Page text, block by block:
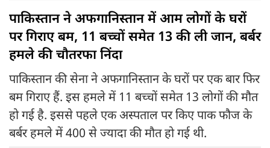
पाकिस्तान ने अफगानिस्तान में आम लोगों के घरों
पर गिराए बम, 11 बच्चों समेत 13 की ली जान, बर्बर
हमले की चौतरफा निंदा
पाकिस्तान की सेना ने अफगानिस्तान के घरों पर एक बार फिर
बम गिराए हैं. इस हमले में 11 बच्चों समेत 13 लोगों की मौत
हो गई है. इससे पहले एक अस्पताल पर किए पाक फौज के
बर्बर हमले में 400 से ज्यादा की मौत हो गई थी.